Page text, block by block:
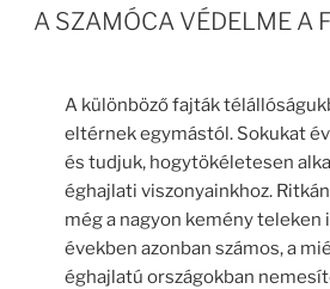
A SZAMÓCA VÉDELME A
A különböző fajták
eltérnek egymástól. Sokukat
és tudjuk, hogytökéletesen
éghajlati viszonyainkhoz.
még a nagyon kemény teleken
években azonban számos, a
éghajlatú országokban